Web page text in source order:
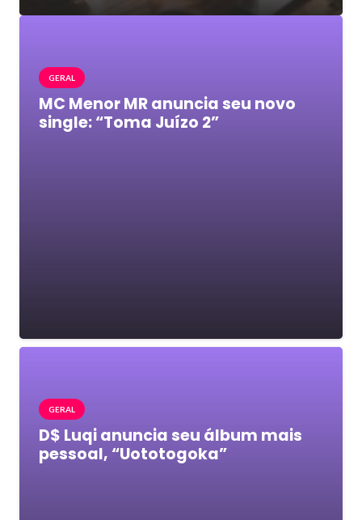
GERAL
MC Menor MR anuncia seu novo
single: “Toma Juízo 2”
GERAL
D$ Luqi anuncia seu álbum mais
pessoal, “Uototogoka”